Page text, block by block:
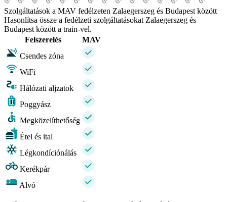
Szolgáltatások a MAV fedélzeten Zalaegerszeg és Budapest között
Hasonlítsa össze a fedélzeti szolgáltatásokat Zalaegerszeg és
Budapest között a train-vel.
Felszerelés
MAV
Csendes zóna
WiFi
Hálózati aljzatok
Poggyász
Megközelíthetőség
Étel és ital
Légkondíciónálás
Kerékpár
Alvó